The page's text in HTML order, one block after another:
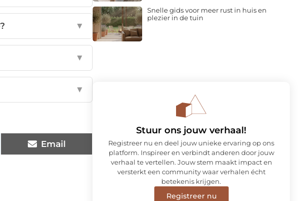
▼
▼
▼
Email
Snelle gids voor meer rust in huis en
plezier in de tuin
Stuur ons jouw verhaal!
Registreer nu en deel jouw unieke ervaring op ons
platform. Inspireer en verbindt anderen door jouw
verhaal te vertellen. Jouw stem maakt impact en
versterkt een community waar verhalen écht
betekenis krijgen.
Registreer nu